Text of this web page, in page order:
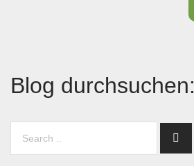
Blog durchsuchen: